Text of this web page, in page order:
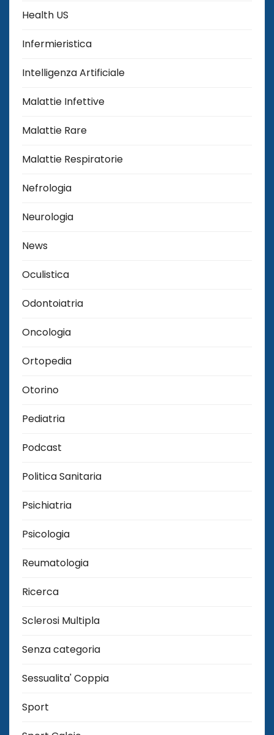
Health US
Infermieristica
Intelligenza Artificiale
Malattie Infettive
Malattie Rare
Malattie Respiratorie
Nefrologia
Neurologia
News
Oculistica
Odontoiatria
Oncologia
Ortopedia
Otorino
Pediatria
Podcast
Politica Sanitaria
Psichiatria
Psicologia
Reumatologia
Ricerca
Sclerosi Multipla
Senza categoria
Sessualita' Coppia
Sport